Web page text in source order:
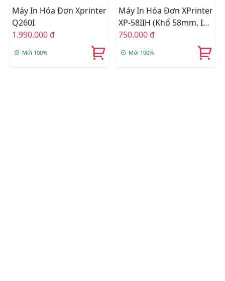
Máy In Hóa Đơn Xprinter
Q260I
1.990.000 đ
Mới 100%
Máy In Hóa Đơn XPrinter
XP-58IIH (khổ 58mm, In
Nhiệt)
750.000 đ
Mới 100%